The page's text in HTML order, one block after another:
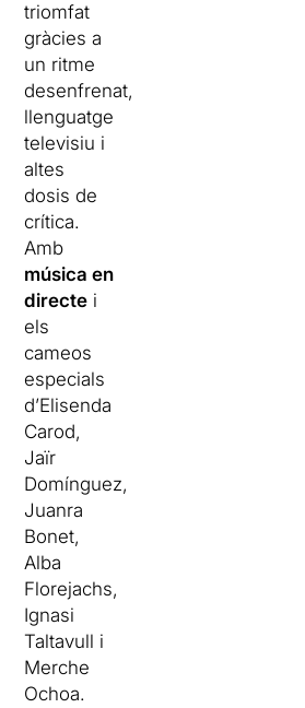
triomfat
gràcies a
un ritme
desenfrenat,
llenguatge
televisiu i
altes
dosis de
crítica.
Amb
música en
directe i
els
cameos
especials
d’Elisenda
Carod,
Jaïr
Domínguez,
Juanra
Bonet,
Alba
Florejachs,
Ignasi
Taltavull i
Merche
Ochoa.